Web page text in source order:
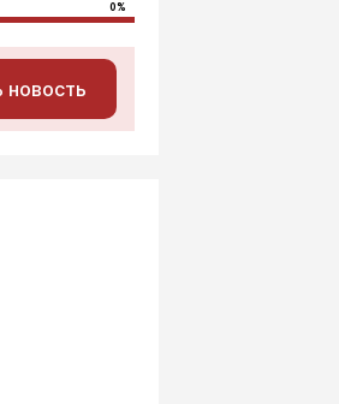
0%
новость